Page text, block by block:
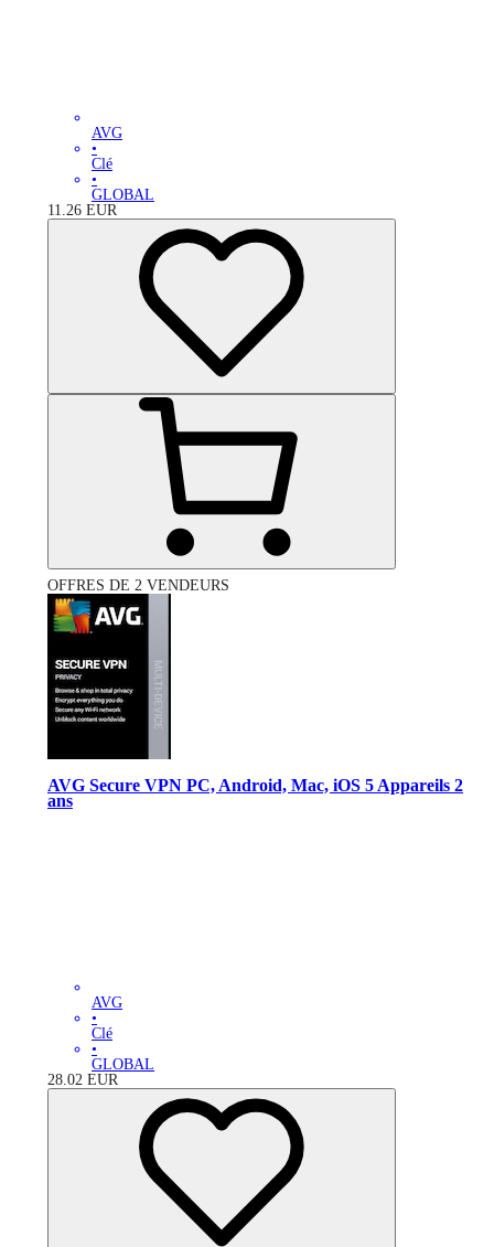
AVG
•
Clé
•
GLOBAL
11.26 EUR
OFFRES DE 2 VENDEURS
AVG Secure VPN PC, Android, Mac, iOS 5 Appareils 2
ans
AVG
•
Clé
•
GLOBAL
28.02 EUR